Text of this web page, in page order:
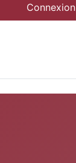
Connexion